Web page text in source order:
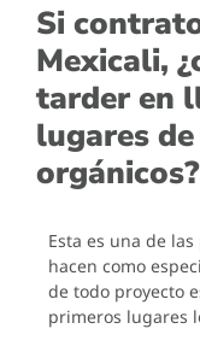
Si
Mexicali,
tarder en
lugares
orgánicos?
Esta es una de
hacen como
de todo proyecto
primeros lugares